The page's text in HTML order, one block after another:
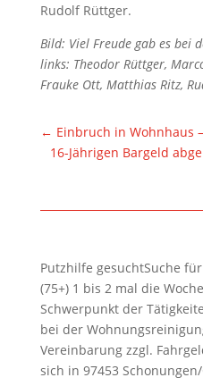
Rudolf Rüttger.
Bild: Viel Freude gab es bei
links: Theodor Rüttger,
Frauke Ott, Matthias Ritz,
← Einbruch in Wohnhaus
16-Jährigen Bargeld
Putzhilfe gesuchtSuche
(75+) 1 bis 2 mal die
Schwerpunkt der
bei der
Vereinbarung zzgl.
sich in 97453